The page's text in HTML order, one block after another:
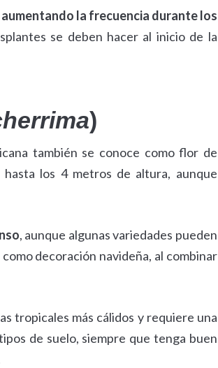
la frecuencia durante los
se deben hacer al inicio de la
)
también se conoce como flor de
los 4 metros de altura, aunque
, aunque algunas variedades pueden
decoración navideña, al combinar
tropicales más cálidos y requiere una
de suelo, siempre que tenga buen